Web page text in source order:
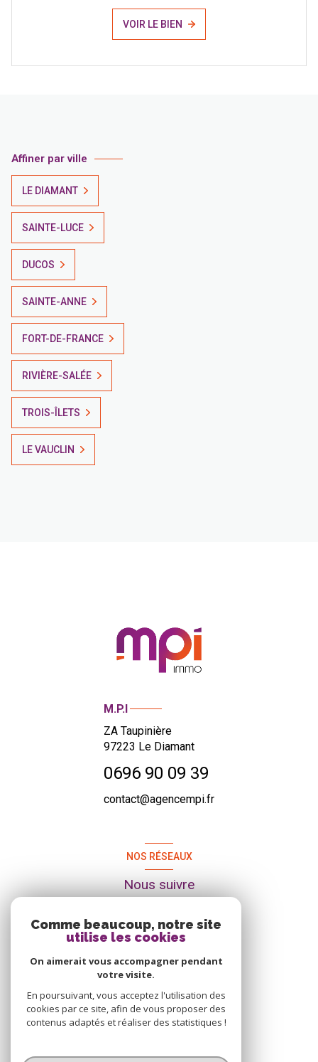
VOIR LE BIEN
Affiner par ville
LE DIAMANT
SAINTE-LUCE
DUCOS
SAINTE-ANNE
FORT-DE-FRANCE
RIVIÈRE-SALÉE
TROIS-ÎLETS
LE VAUCLIN
M.P.I
ZA Taupinière
97223 Le Diamant
0696 90 09 39
contact@agencempi.fr
NOS RÉSEAUX
Nous suivre
© 2026 | Tous droits réservés
Comme beaucoup, notre site
utilise les cookies
On aimerait vous accompagner pendant
votre visite.
En poursuivant, vous acceptez l'utilisation des
cookies par ce site, afin de vous proposer des
contenus adaptés et réaliser des statistiques !